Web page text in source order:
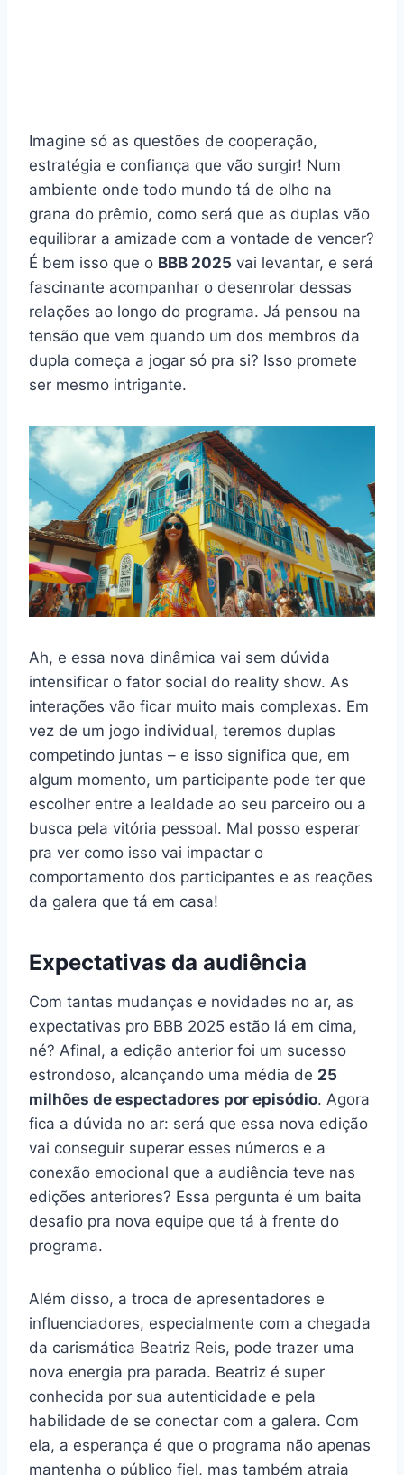
Imagine só as questões de cooperação,
estratégia e confiança que vão surgir! Num
ambiente onde todo mundo tá de olho na
grana do prêmio, como será que as duplas vão
equilibrar a amizade com a vontade de vencer?
É bem isso que o BBB 2025 vai levantar, e será
fascinante acompanhar o desenrolar dessas
relações ao longo do programa. Já pensou na
tensão que vem quando um dos membros da
dupla começa a jogar só pra si? Isso promete
ser mesmo intrigante.
Ah, e essa nova dinâmica vai sem dúvida
intensificar o fator social do reality show. As
interações vão ficar muito mais complexas. Em
vez de um jogo individual, teremos duplas
competindo juntas – e isso significa que, em
algum momento, um participante pode ter que
escolher entre a lealdade ao seu parceiro ou a
busca pela vitória pessoal. Mal posso esperar
pra ver como isso vai impactar o
comportamento dos participantes e as reações
da galera que tá em casa!
Expectativas da audiência
Com tantas mudanças e novidades no ar, as
expectativas pro BBB 2025 estão lá em cima,
né? Afinal, a edição anterior foi um sucesso
estrondoso, alcançando uma média de 25
milhões de espectadores por episódio. Agora
fica a dúvida no ar: será que essa nova edição
vai conseguir superar esses números e a
conexão emocional que a audiência teve nas
edições anteriores? Essa pergunta é um baita
desafio pra nova equipe que tá à frente do
programa.
Além disso, a troca de apresentadores e
influenciadores, especialmente com a chegada
da carismática Beatriz Reis, pode trazer uma
nova energia pra parada. Beatriz é super
conhecida por sua autenticidade e pela
habilidade de se conectar com a galera. Com
ela, a esperança é que o programa não apenas
mantenha o público fiel, mas também atraia